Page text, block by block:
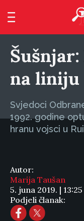
na liniju
Svjedoci
1992. godine
hranu vojsci u
Autor:
Marija Taušan
5. juna 2019. | 13:25
Podjeli članak: